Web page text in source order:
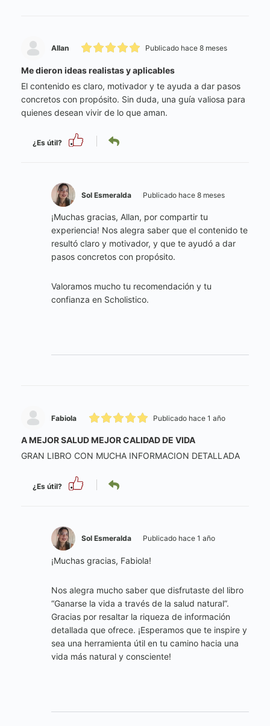
Allan Publicado hace 8 meses
Me dieron ideas realistas y aplicables
El contenido es claro, motivador y te ayuda a dar pasos
concretos con propósito. Sin duda, una guía valiosa para
quienes desean vivir de lo que aman.
¿Es útil?
Sol Esmeralda Publicado hace 8 meses
¡Muchas gracias, Allan, por compartir tu
experiencia! Nos alegra saber que el contenido te
resultó claro y motivador, y que te ayudó a dar
pasos concretos con propósito.
Valoramos mucho tu recomendación y tu
confianza en Scholistico.
Fabiola Publicado hace 1 año
A MEJOR SALUD MEJOR CALIDAD DE VIDA
GRAN LIBRO CON MUCHA INFORMACION DETALLADA
¿Es útil?
Sol Esmeralda Publicado hace 1 año
¡Muchas gracias, Fabiola!
Nos alegra mucho saber que disfrutaste del libro
“Ganarse la vida a través de la salud natural”.
Gracias por resaltar la riqueza de información
detallada que ofrece. ¡Esperamos que te inspire y
sea una herramienta útil en tu camino hacia una
vida más natural y consciente!